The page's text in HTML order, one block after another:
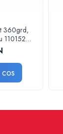
360grd,
110152